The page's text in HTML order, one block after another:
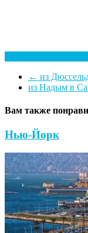
← из
из Надым в
Вам также
Нью-Йорк